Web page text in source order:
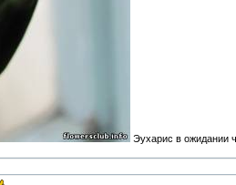
Эухарис в ожидании